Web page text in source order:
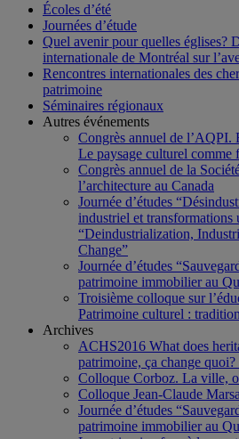
Écoles d’été
Journées d’étude
Quel avenir pour quelles églises?
internationale de Montréal sur
Rencontres internationales des
patrimoine
Séminaires régionaux
Autres événements
Congrès annuel de l’AQPI.
Le paysage culturel comme
Congrès annuel de la
l’architecture au Canada
Journée d’études
industriel et transformations
“Deindustrialization,
Change”
Journée d’études
patrimoine immobilier au
Troisième colloque sur
Patrimoine culturel :
Archives
ACHS2016 What does
patrimoine, ça change
Colloque Corboz. La ville,
Colloque Jean-Claude
Journée d’études
patrimoine immobilier au